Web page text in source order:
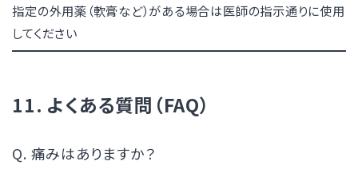
指定の外用薬（軟膏など）がある場合は医師の指示通りに使用
してください
11. よくある質問（FAQ）
Q. 痛みはありますか？